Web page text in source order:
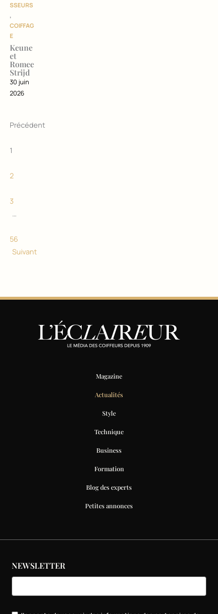
SSEURS
,
COIFFAG
E
Keune
et
Romee
Strijd
30 juin
2026
Précédent
1
2
3
…
56
Suivant
Magazine
Actualités
Style
Technique
Business
Formation
Blog des experts
Petites annonces
NEWSLETTER